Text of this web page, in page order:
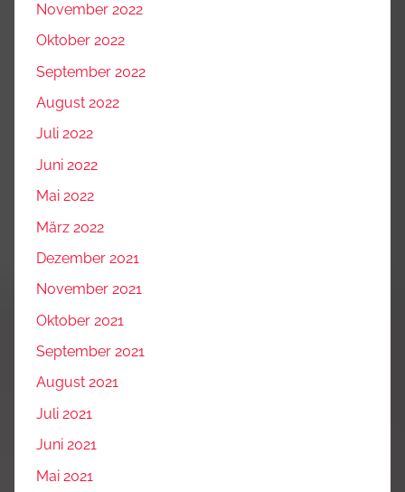
November 2022
Oktober 2022
September 2022
August 2022
Juli 2022
Juni 2022
Mai 2022
März 2022
Dezember 2021
November 2021
Oktober 2021
September 2021
August 2021
Juli 2021
Juni 2021
Mai 2021